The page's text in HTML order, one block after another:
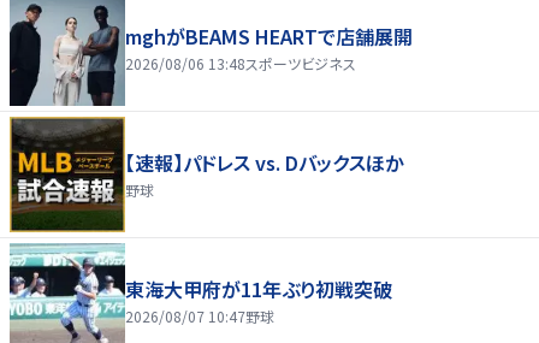
mghがBEAMS HEARTで店舗展開
2026/08/06 13:48スポーツビジネス
【速報】パドレス vs. Dバックスほか
野球
東海大甲府が11年ぶり初戦突破
2026/08/07 10:47野球